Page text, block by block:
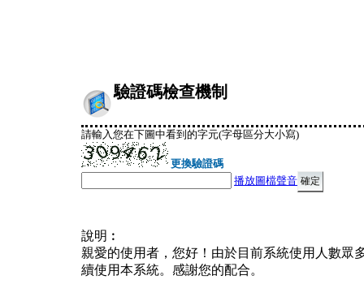
驗證碼檢查機制
請輸入您在下圖中看到的字元(字母區分大小寫)
更換驗證碼
播放圖檔聲音
說明︰
親愛的使用者，您好！由於目前系統使用人數眾
續使用本系統。感謝您的配合。